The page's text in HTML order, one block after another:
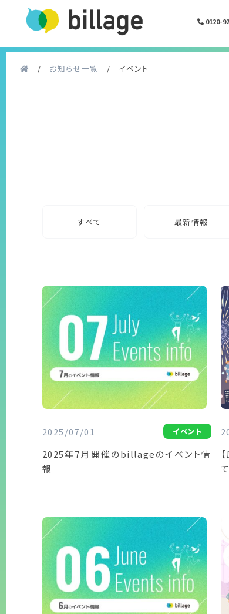
0120-
/ お知らせ一覧 / イベント
すべて 最新情報
2025/07/01 イベント
2025年7月開催のbillageのイベント情
報